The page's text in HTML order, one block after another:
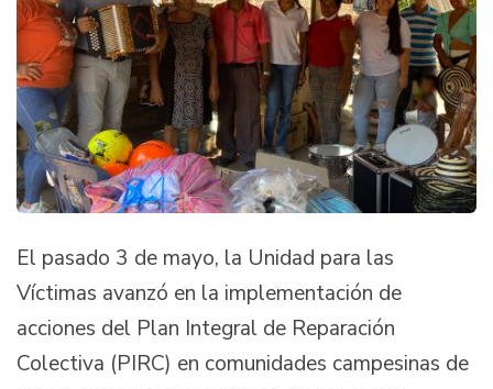
El pasado 3 de mayo, la Unidad para las
Víctimas avanzó en la implementación de
acciones del Plan Integral de Reparación
Colectiva (PIRC) en comunidades campesinas de